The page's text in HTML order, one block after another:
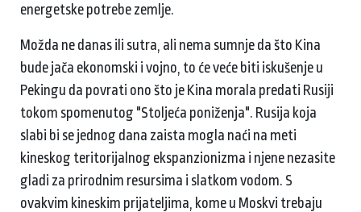
energetske potrebe zemlje.
Možda ne danas ili sutra, ali nema sumnje da što Kina
bude jača ekonomski i vojno, to će veće biti iskušenje u
Pekingu da povrati ono što je Kina morala predati Rusiji
tokom spomenutog "Stoljeća poniženja". Rusija koja
slabi bi se jednog dana zaista mogla naći na meti
kineskog teritorijalnog ekspanzionizma i njene nezasite
gladi za prirodnim resursima i slatkom vodom. S
ovakvim kineskim prijateljima, kome u Moskvi trebaju